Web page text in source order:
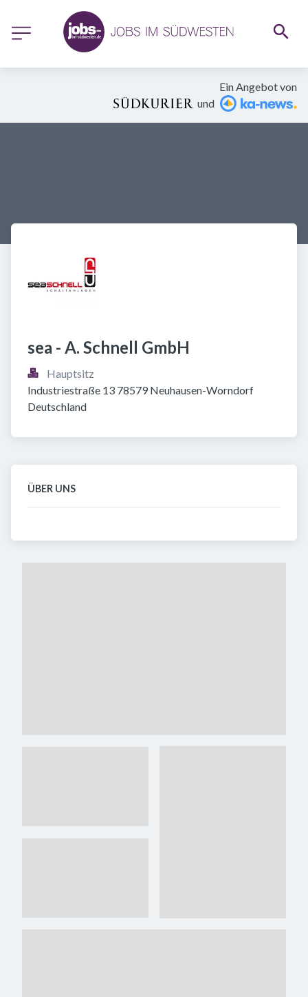
Ein Angebot von
und
sea - A. Schnell GmbH
Hauptsitz
Industriestraße 13 78579 Neuhausen-Worndorf
Deutschland
ÜBER UNS